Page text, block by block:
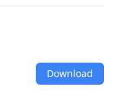
Download